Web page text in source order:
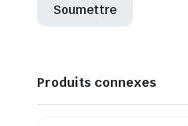
Produits connexes